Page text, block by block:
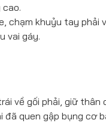
chạm khuỷu tay phải
vai gáy.
về gối phải, giữ thân
quen gập bụng cơ